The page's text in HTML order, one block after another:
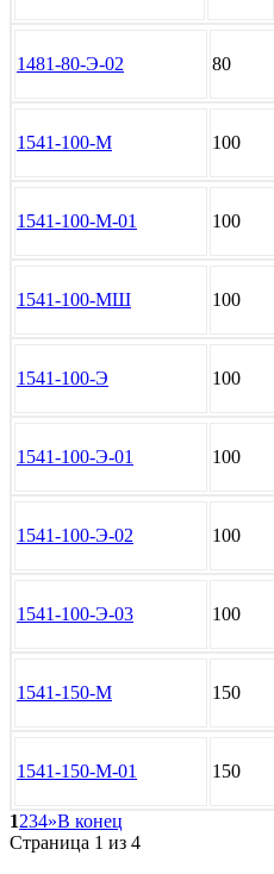
1481-80-Э-02 80
1541-100-М 100
1541-100-М-01 100
1541-100-МШ 100
1541-100-Э 100
1541-100-Э-01 100
1541-100-Э-02 100
1541-100-Э-03 100
1541-150-М 150
1541-150-М-01 150
1234»В конец
Страница 1 из 4